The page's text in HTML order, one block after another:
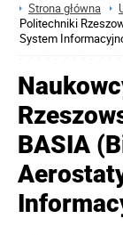
Strona główna
Politechniki
System
BASIA